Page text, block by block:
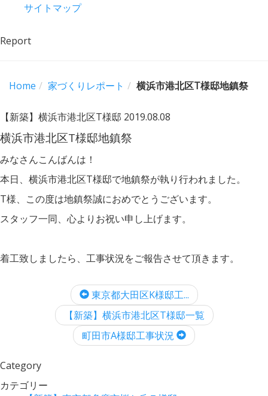
サイトマップ
Report
Home 家づくりレポート 横浜市港北区T様邸地鎮祭
【新築】横浜市港北区T様邸 2019.08.08
横浜市港北区T様邸地鎮祭
みなさんこんばんは！
本日、横浜市港北区T様邸で地鎮祭が執り行われました。
T様、この度は地鎮祭誠におめでとうございます。
スタッフ一同、心よりお祝い申し上げます。
着工致しましたら、工事状況をご報告させて頂きます。
東京都大田区K様邸工...
【新築】横浜市港北区T様邸一覧
町田市A様邸工事状況
Category
カテゴリー